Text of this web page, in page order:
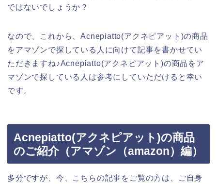
ではないでしょうか？
なので、これから、Acnepiatto(アクネピアット)の商品
をアマゾンで探している人に向けて記事を書かせてい
ただきますね♪Acnepiatto(アクネピアット)の商品をア
マゾンで探している人は参考にしていただけると幸い
です。
Acnepiatto(アクネピアット)の商品
のご紹介（アマゾン（amazon）編）
多分ですが、今、こちらの記事をご覧の方は、ご自身